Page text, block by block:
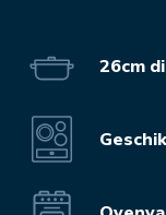
26cm